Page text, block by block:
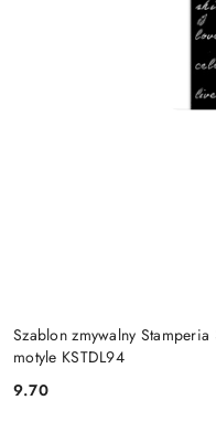
Szablon zmywalny
motyle KSTDL94
Cena:
9.70